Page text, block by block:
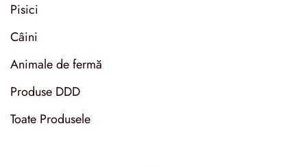
Pisici
Câini
Animale de fermă
Produse DDD
Toate Produsele